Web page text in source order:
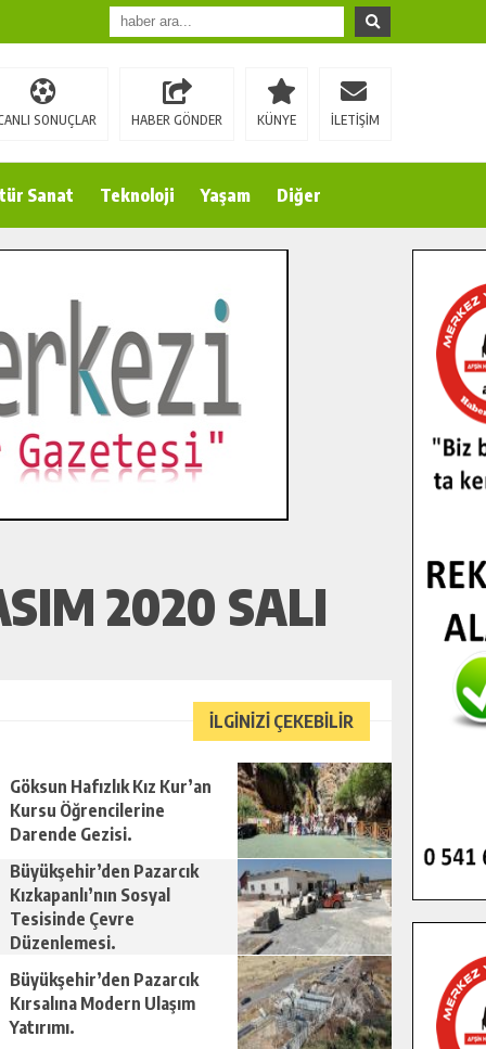
SONUÇLAR HABER GÖNDER KÜNYE İLETİŞİM
Sanat Teknoloji Yaşam Diğer
2020 SALI
İLGİNİZİ ÇEKEBİLİR
Göksun Hafızlık Kız Kur’an
Kursu Öğrencilerine
Darende Gezisi.
Büyükşehir’den Pazarcık
Kızkapanlı’nın Sosyal
Tesisinde Çevre
Düzenlemesi.
Büyükşehir’den Pazarcık
Kırsalına Modern Ulaşım
Yatırımı.